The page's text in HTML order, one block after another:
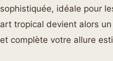
sophistiquée, idéale pour
art tropical devient alors
et complète votre allure